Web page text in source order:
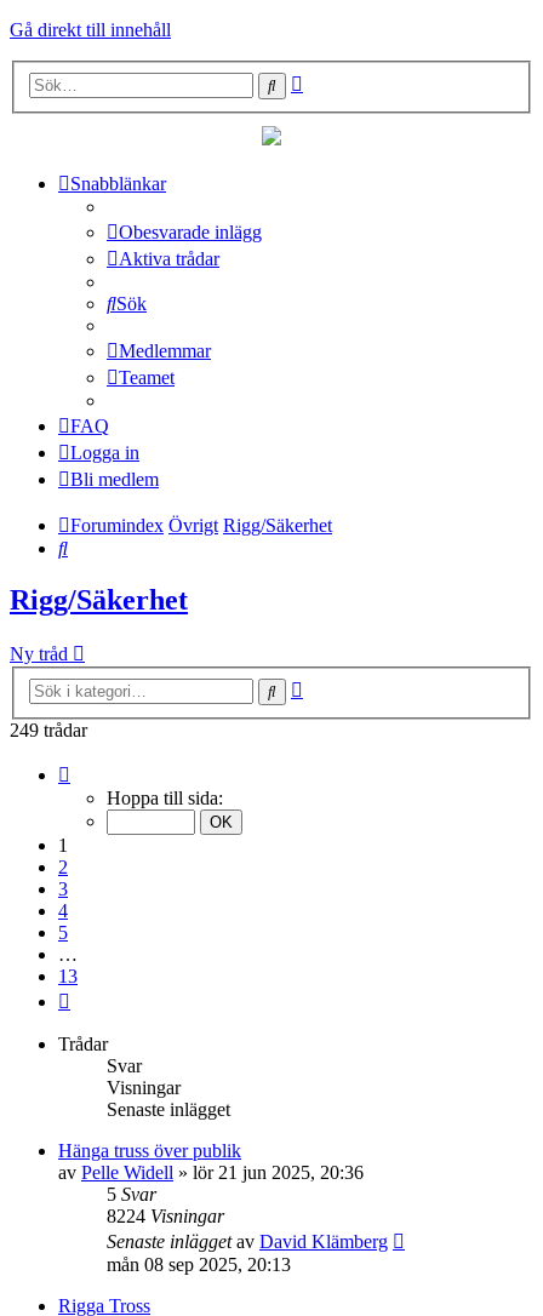
Gå direkt till innehåll
Sök
Snabblänkar
Obesvarade inlägg
Aktiva trådar
Sök
Medlemmar
Teamet
FAQ
Logga in
Bli medlem
Forumindex Övrigt Rigg/Säkerhet
Sök
Rigg/Säkerhet
Ny tråd
Sök
249 trådar
Hoppa till sida:
1
2
3
4
5
…
13
Trådar
Svar
Visningar
Senaste inlägget
Hänga truss över publik
av Pelle Widell » lör 21 jun 2025, 20:36
5 Svar
8224 Visningar
Senaste inläggetav David Klämberg
mån 08 sep 2025, 20:13
Rigga Tross